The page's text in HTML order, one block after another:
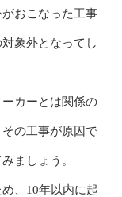
おこなった工事
象外となってし
カーとは関係の
の工事が原因で
ましょう。
、10年以内に起